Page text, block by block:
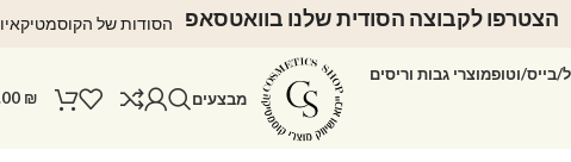
הצטרפו לקבוצה הסודית שלנו בוואטסאפ הסודות של
בייס/וטופמוצרי גבות וריסים
מבצעים ₪